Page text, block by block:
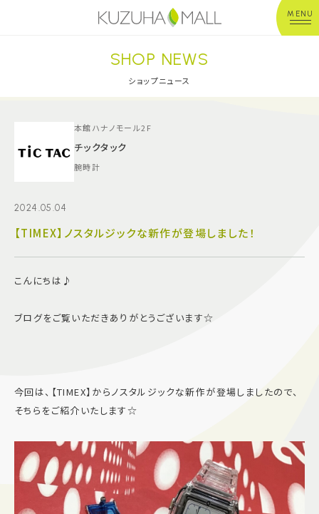
MENU
年中無休平 日：10:00~20:00
※店舗により異なる
ショップガイド
イベント
サイトマップ
プライバシーポリシー
Follow US
SHOP NEWS
ショップニュース
本館ハナノモール2F
チックタック
腕時計
2024.05.04
【TIMEX】ノスタルジックな新作が登場しました！
こんにちは♪
ブログをご覧いただきありがとうございます☆
今回は、【TIMEX】からノスタルジックな新作が登場しましたので、
そちらをご紹介いたします☆